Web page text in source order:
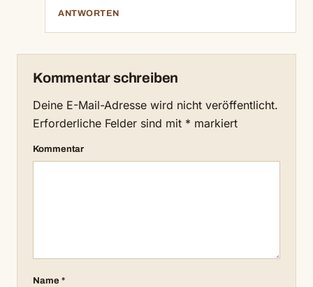
ANTWORTEN
Kommentar schreiben
Deine E-Mail-Adresse wird nicht veröffentlicht.
Erforderliche Felder sind mit * markiert
Kommentar
Name *